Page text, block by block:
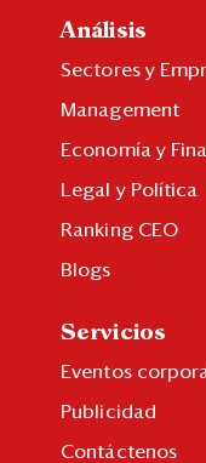
Análisis
Sectores y
Management
Economía y
Legal y Política
Ranking CEO
Blogs
Servicios
Eventos
Publicidad
Contáctenos